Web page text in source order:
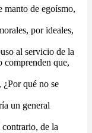
manto de egoísmo,
por ideales,
al servicio de la
comprenden que,
qué no se
un general
contrario, de la